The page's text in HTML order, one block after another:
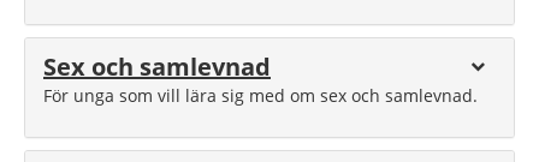
Sex och samlevnad
För unga som vill lära sig med om sex och samlevnad.